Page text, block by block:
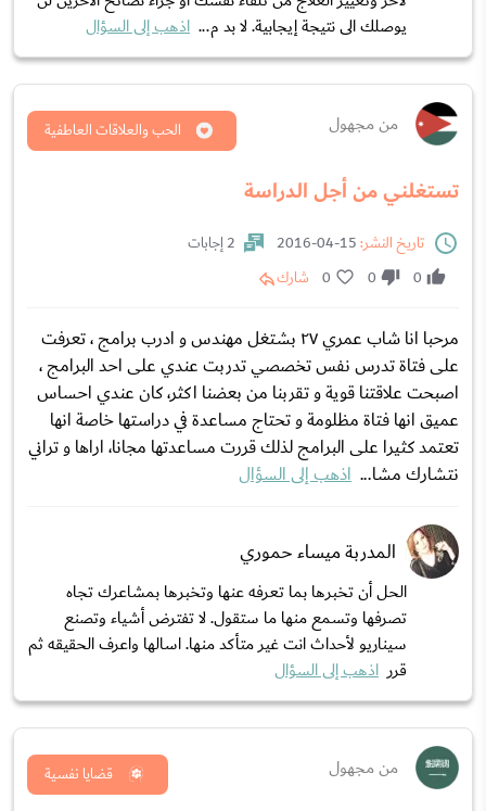
يوصلك الى نتيجة إيجابية. لا بد م... اذهب إلى السؤال
من مجهول
تستغلني من أجل الدراسة
الحب والعلاقات العاطفية
تاريخ النشر:
2 إجابات
0
0
0 شارك
مرحبا انا شاب عمري ٢٧ بشتغل مهندس و ادرب برامج ، تعرفت
على فتاة تدرس نفس تخصصي تدربت عندي على احد البرامج ،
اصبحت علاقتنا قوية و تقربنا من بعضنا اكثر، كان عندي احساس
عميق انها فتاة مظلومة و تحتاج مساعدة في دراستها خاصة انها
تعتمد كثيرا على البرامج لذلك قررت مساعدتها مجانا، اراها و تراني
نتشارك مشا... اذهب إلى السؤال
المدربة ميساء حموري
الحل أن تخبرها بما تعرفه عنها وتخبرها بمشاعرك تجاه
تصرفها وتسمع منها ما ستقول. لا تفترض أشياء وتصنع
سيناريو لأحداث انت غير متأكد منها. اسالها واعرف الحقيقه ثم
قرر اذهب إلى السؤال
من مجهول قضايا نفسية